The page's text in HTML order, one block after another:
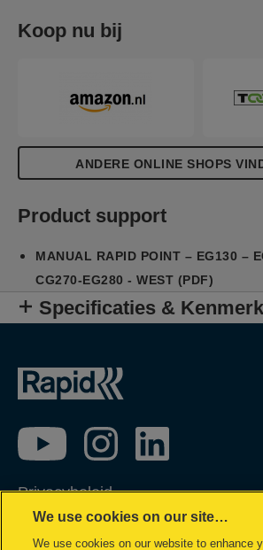
Koop nu bij
ANDERE ONLINE SHOPS
Product support
MANUAL RAPID POINT – EG130 –
CG270-EG280 - WEST (PDF)
Specificaties &
Privacybeleid
Cookie policy
We use cookies on our site…
We use cookies on our website to enhance